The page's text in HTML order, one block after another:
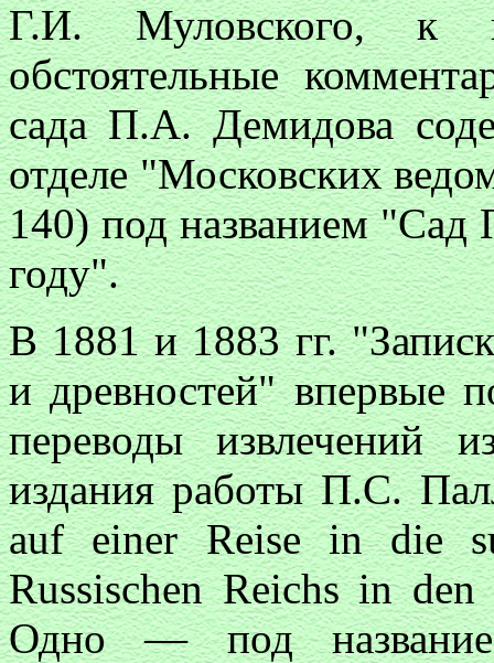
Г.И. Муловского, к
обстоятельные
сада П.А. Демидова
отделе "Московских
140) под названием
году".
В 1881 и 1883 гг.
и древностей" впервые
переводы извлечений
издания работы П.С.
auf einer Reise in die
Russischen Reichs in
Одно — под